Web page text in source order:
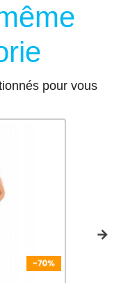
pour vous